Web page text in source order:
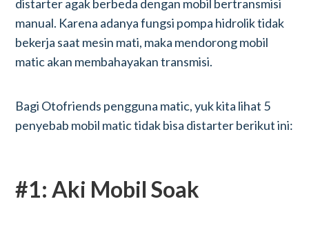
distarter agak berbeda dengan mobil bertransmisi
manual. Karena adanya fungsi pompa hidrolik tidak
bekerja saat mesin mati, maka mendorong mobil
matic akan membahayakan transmisi.
Bagi Otofriends pengguna matic, yuk kita lihat 5
penyebab mobil matic tidak bisa distarter berikut ini:
#1: Aki Mobil Soak